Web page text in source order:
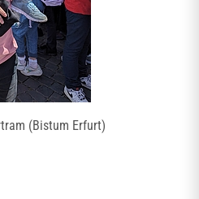
(Bistum Erfurt)